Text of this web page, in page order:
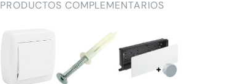
PRODUCTOS COMPLEMENTARIOS